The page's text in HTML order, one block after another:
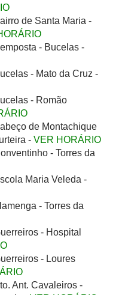
de Santa Maria -
- Bucelas -
- Mato da Cruz -
- Romão
de Montachique
- VER HORÁRIO
- Torres da
Maria Veleda -
- Torres da
- Hospital
- Loures
Ant. Cavaleiros -